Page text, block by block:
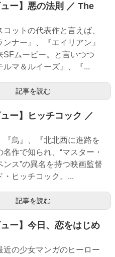
ュー】悪の法則 ／ The
コットの代表作と言えば、
ンナー』、『エイリアン』
SFムービー。と言いつつ
ルマ＆ルイーズ』、『...
記事を読む
ュー】ヒッチコック ／
『鳥』、『北北西に進路を
作で知られ、“マスター・
ンス”の異名を持つ映画監督
・ヒッチコック。...
記事を読む
ュー】今日、恋をはじめ
近の少女マンガのヒーロー